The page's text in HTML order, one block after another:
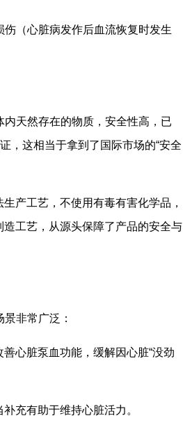
（心脏病发作后血流恢复时发生
天然存在的物质，安全性高，已
，这相当于拿到了国际市场的“安全
产工艺，不使用有毒有害化学品，
工艺，从源头保障了产品的安全与
非常广泛：
心脏泵血功能，缓解因心脏“没劲
充有助于维持心脏活力。